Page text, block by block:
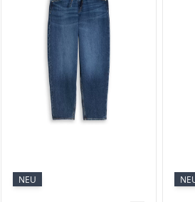
NEU